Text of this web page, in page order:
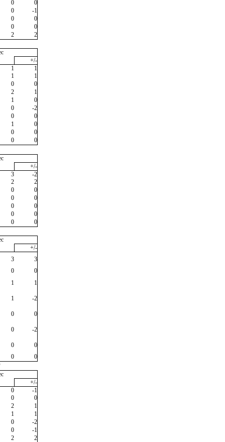
0
0
0
-1
0
0
0
0
2
2
+/-
1
1
1
1
0
0
2
1
1
0
0
-2
0
0
1
0
0
0
0
0
+/-
3
-2
2
2
0
0
0
0
0
0
0
0
0
0
+/-
3
3
0
0
1
1
1
-2
0
0
0
-2
0
0
0
0
+/-
0
-1
0
0
2
1
1
1
0
-2
0
-1
2
2